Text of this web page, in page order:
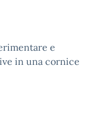
e
in una cornice